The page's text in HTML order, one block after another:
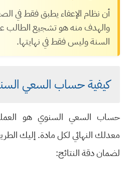
أن نظام الإعفاء يطبق فقط في
والهدف منه هو تشجيع الطالب
السنة وليس فقط في نهايتها.
كيفية حساب السعي
حساب السعي السنوي هو
معدلك النهائي لكل مادة. إليك
لضمان دقة النتائج: